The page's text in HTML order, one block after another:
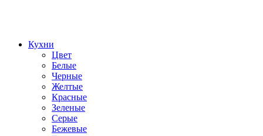
Кухни
Цвет
Белые
Черные
Желтые
Красные
Зеленые
Серые
Бежевые